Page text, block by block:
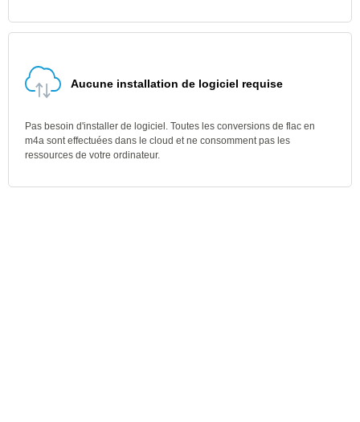
Aucune installation de logiciel requise
Pas besoin d'installer de logiciel. Toutes les conversions de flac en
m4a sont effectuées dans le cloud et ne consomment pas les
ressources de votre ordinateur.